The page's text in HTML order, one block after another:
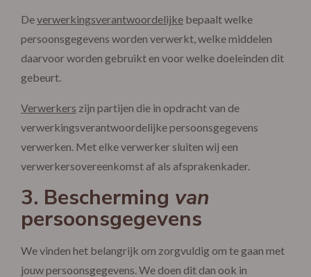
Deverwerkingsverantwoordelijke bepaalt welke
persoonsgegevens worden verwerkt, welke middelen
daarvoor worden gebruikt en voor welke doeleinden dit
gebeurt.
Verwerkers zijn partijen die in opdracht van de
verwerkingsverantwoordelijke persoonsgegevens
verwerken. Met elke verwerker sluiten wij een
verwerkersovereenkomst af als afsprakenkader.
3. Bescherming van
persoonsgegevens
We vinden het belangrijk om zorgvuldig om te gaan met
jouw persoonsgegevens. We doen dit dan ook in